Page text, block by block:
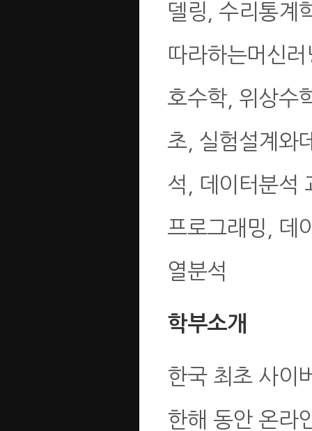
델링, 수리통계
따라하는머신
호수학, 위상수
초, 실험설계와
석, 데이터분석
프로그래밍, 데
열분석
학부소개
한국 최초 사이
한해 동안 온라